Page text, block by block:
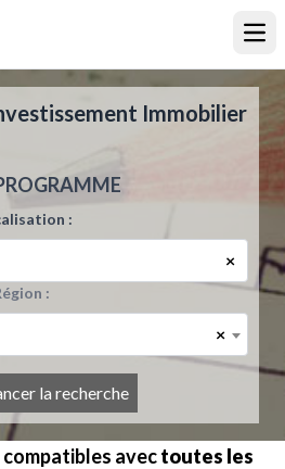
Immobilier
:
×
:
×
la recherche
avectoutes les